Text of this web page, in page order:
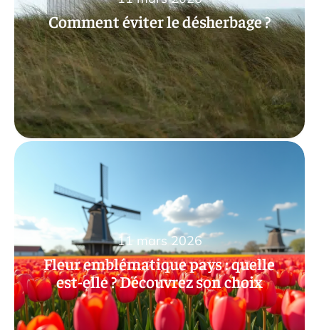
Comment éviter le désherbage ?
Fleur emblématique pays : quelle
est-elle ? Découvrez son choix
11 mars 2026